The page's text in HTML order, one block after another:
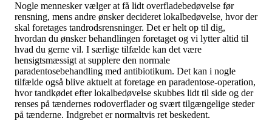
Nogle mennesker vælger at få lidt overfladebedøvelse før
rensning, mens andre ønsker decideret lokalbedøvelse, hvor der
skal foretages tandrodsrensninger. Det er helt op til dig,
hvordan du ønsker behandlingen foretaget og vi lytter altid til
hvad du gerne vil. I særlige tilfælde kan det være
hensigtsmæssigt at supplere den normale
paradentosebehandling med antibiotikum. Det kan i nogle
tilfælde også blive aktuelt at foretage en paradentose-operation,
hvor tandkødet efter lokalbedøvelse skubbes lidt til side og der
renses på tændernes rodoverflader og svært tilgængelige steder
på tænderne. Indgrebet er normaltvis ret beskedent.